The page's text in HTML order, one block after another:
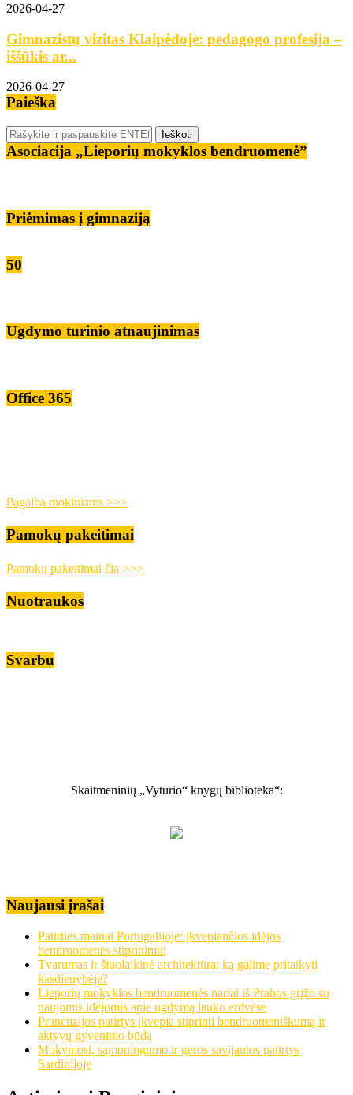
2026-04-27
Gimnazistų vizitas Klaipėdoje: pedagogo profesija –
iššūkis ar...
2026-04-27
Paieška
Asociacija „Lieporių mokyklos bendruomenė”
Priėmimas į gimnaziją
50
Ugdymo turinio atnaujinimas
Office 365
Pagalba mokiniams >>>
Pamokų pakeitimai
Pamokų pakeitimai čia >>>
Nuotraukos
Svarbu
Skaitmeninių „Vyturio“ knygų biblioteka“:
Naujausi įrašai
Patirties mainai Portugalijoje: įkvepiančios idėjos
bendruomenės stiprinimui
Tvarumas ir šiuolaikinė architektūra: ką galime pritaikyti
kasdienybėje?
Lieporių mokyklos bendruomenės nariai iš Prahos grįžo su
naujomis idėjomis apie ugdymą lauko erdvėse
Prancūzijos patirtys įkvepia stiprinti bendruomeniškumą ir
aktyvų gyvenimo būdą
Mokymosi, sąmoningumo ir geros savijautos patirtys
Sardinijoje